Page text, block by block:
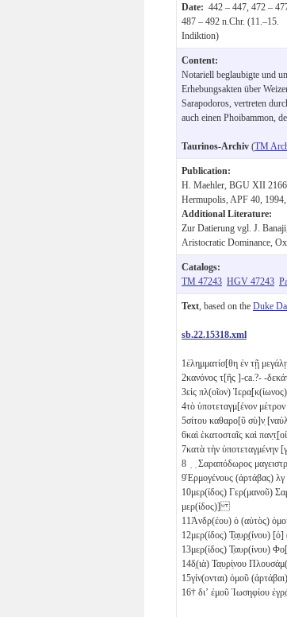
Date: 442 – 447, 472 –
487 – 492 n.Chr. (11.–15.
Indiktion)
Content:
Notariell beglaubigte und
Erhebungsakten über
Sarapodoros, vertreten
auch einen Phoibammon,
Taurinos-Archiv (TM
Publication:
H. Maehler, BGU XII
Hermupolis, APF 40,
Additional Literature:
Zur Datierung vgl. J.
Aristocratic Dominance,
Catalogs:
TM 47243 HGV 47243
Text , based on the Duke
sb.22.15318.xml
1ἐλημματίσ[θη ἐν τῇ
2κανόνος τ[ῆς ]-ca.?- -
3εἰς πλ(οῖον)
4τὸ ὑποτεταγμ[ένον
5σίτου καθαρο[ῦ σὺ]ν̣
6καὶ ἑκατοσταῖς καὶ
7κατὰ τὴν
8
Σαραπόδωρος
9Ἑρμο̣γένους (ἀρτάβας) λγ
10μερ(ίδος) Γερ(μανοῦ)
μερ(ίδος)]
11 Ἀνδρ(έου) ὁ (αὐτὸς)
12μερ(ίδος) Τ̣α̣υ̣ρ̣(ίνου)
13μερ(ίδος) Τ̣αυρ(ίνου)
14δ̣(ιὰ) Τα̣υ̣ρί̣νου
15γίν(ονται) ὁμοῦ (ἀρτάβαι)
16† διʼ ἐμοῦ Ἰωσηφίου